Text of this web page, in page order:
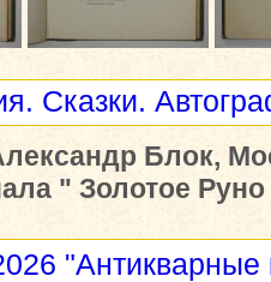
Сказки.
Блок,
" Золотое Руно
"Антикварные